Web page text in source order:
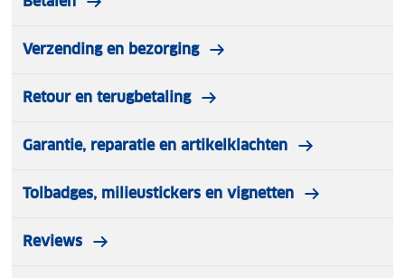
Verzending en bezorging
Retour en terugbetaling
Garantie, reparatie en artikelklachten
Tolbadges, milieustickers en vignetten
Reviews